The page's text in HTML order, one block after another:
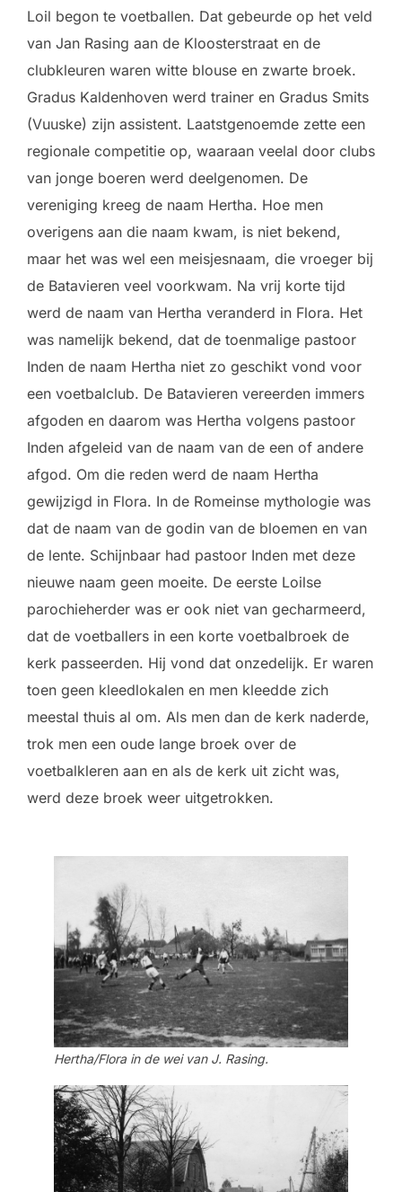
Loil begon te voetballen. Dat gebeurde op het veld
van Jan Rasing aan de Kloosterstraat en de
clubkleuren waren witte blouse en zwarte broek.
Gradus Kaldenhoven werd trainer en Gradus Smits
(Vuuske) zijn assistent. Laatstgenoemde zette een
regionale competitie op, waaraan veelal door clubs
van jonge boeren werd deelgenomen. De
vereniging kreeg de naam Hertha. Hoe men
overigens aan die naam kwam, is niet bekend,
maar het was wel een meisjesnaam, die vroeger bij
de Batavieren veel voorkwam. Na vrij korte tijd
werd de naam van Hertha veranderd in Flora. Het
was namelijk bekend, dat de toenmalige pastoor
Inden de naam Hertha niet zo geschikt vond voor
een voetbalclub. De Batavieren vereerden immers
afgoden en daarom was Hertha volgens pastoor
Inden afgeleid van de naam van de een of andere
afgod. Om die reden werd de naam Hertha
gewijzigd in Flora. In de Romeinse mythologie was
dat de naam van de godin van de bloemen en van
de lente. Schijnbaar had pastoor Inden met deze
nieuwe naam geen moeite. De eerste Loilse
parochieherder was er ook niet van gecharmeerd,
dat de voetballers in een korte voetbalbroek de
kerk passeerden. Hij vond dat onzedelijk. Er waren
toen geen kleedlokalen en men kleedde zich
meestal thuis al om. Als men dan de kerk naderde,
trok men een oude lange broek over de
voetbalkleren aan en als de kerk uit zicht was,
werd deze broek weer uitgetrokken.
Hertha/Flora in de wei van J. Rasing.